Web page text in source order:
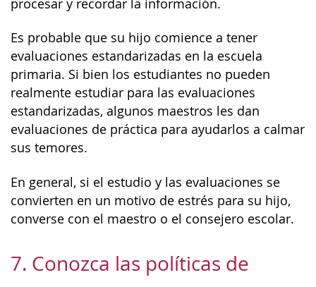
procesar y recordar la información.
Es probable que su hijo comience a tener
evaluaciones estandarizadas en la escuela
primaria. Si bien los estudiantes no pueden
realmente estudiar para las evaluaciones
estandarizadas, algunos maestros les dan
evaluaciones de práctica para ayudarlos a calmar
sus temores.
En general, si el estudio y las evaluaciones se
convierten en un motivo de estrés para su hijo,
converse con el maestro o el consejero escolar.
7. Conozca las políticas de